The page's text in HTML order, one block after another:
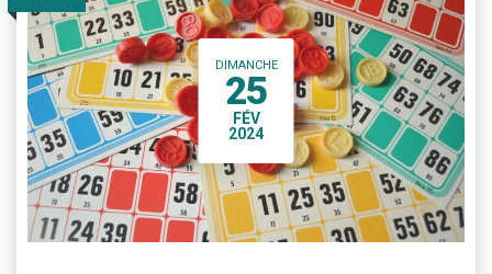
DIMANCHE
25
FÉV
2024